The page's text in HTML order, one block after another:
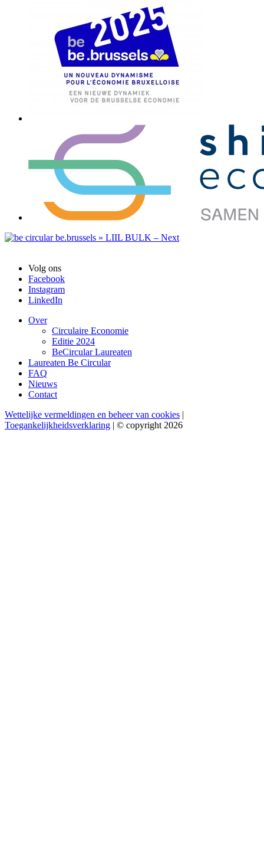
Volg ons
Facebook
Instagram
LinkedIn
Over
Circulaire Economie
Editie 2024
BeCircular Laureaten
Laureaten Be Circular
FAQ
Nieuws
Contact
Wettelijke vermeldingen en beheer van cookies |
Toegankelijkheidsverklaring | © copyright 2026